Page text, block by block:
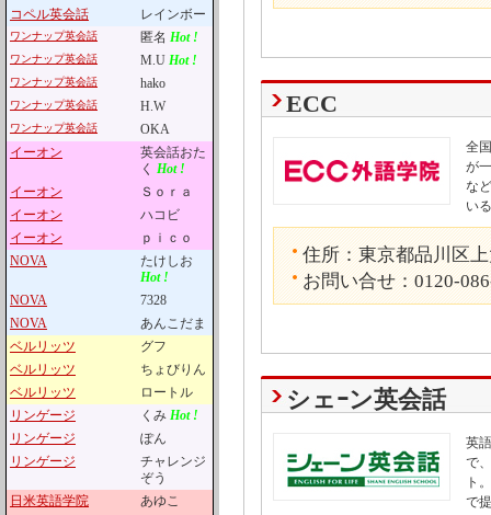
コペル英会話
レインボー
ワンナップ英会話 匿名 Hot !
ワンナップ英会話 M.U Hot !
ワンナップ英会話 hako
ワンナップ英会話 H.W
ワンナップ英会話
OKA
イーオン
英会話おた
く Hot !
イーオン
Ｓｏｒａ
イーオン
ハコビ
イーオン
ｐｉｃｏ
NOVA
たけしお
Hot !
NOVA
7328
NOVA
あんこだま
ベルリッツ
グフ
ベルリッツ
ちょびりん
ベルリッツ
ロートル
リンゲージ
くみ Hot !
リンゲージ
ぽん
リンゲージ
チャレンジ
ぞう
日米英語学院
あゆこ
ECC
全
が
な
い
住所：東京都品川区
お問い合せ：0120-
シェｰン英会話
英
で
ト
で